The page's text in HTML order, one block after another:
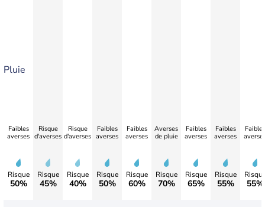
Pluie
Faibles
averses
Risque
50%
Risque
d'averses
Risque
45%
Risque
d'averses
Risque
40%
Faibles
averses
Risque
50%
Faibles
averses
Risque
60%
Averses
de pluie
Risque
70%
Faibles
averses
Risque
65%
Faibles
averses
Risque
55%
Faibles
55%